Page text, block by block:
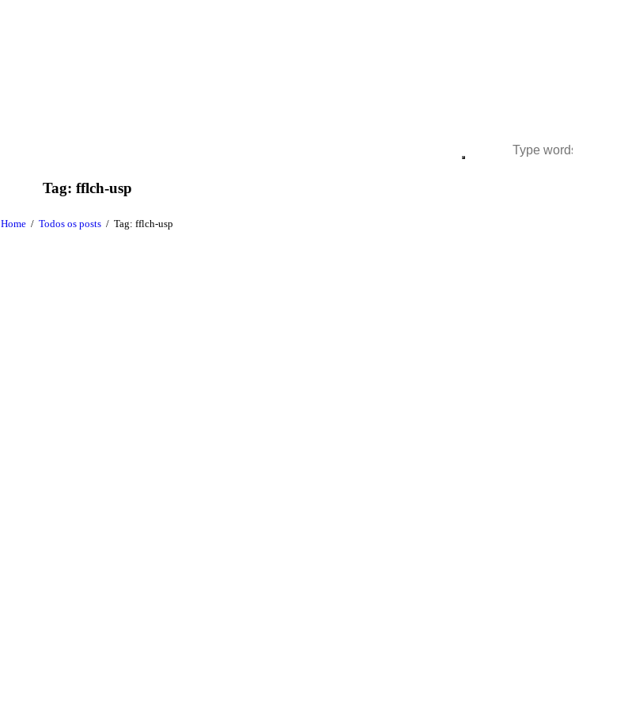
Tag: fflch-usp
Home Todos os posts Tag: fflch-usp